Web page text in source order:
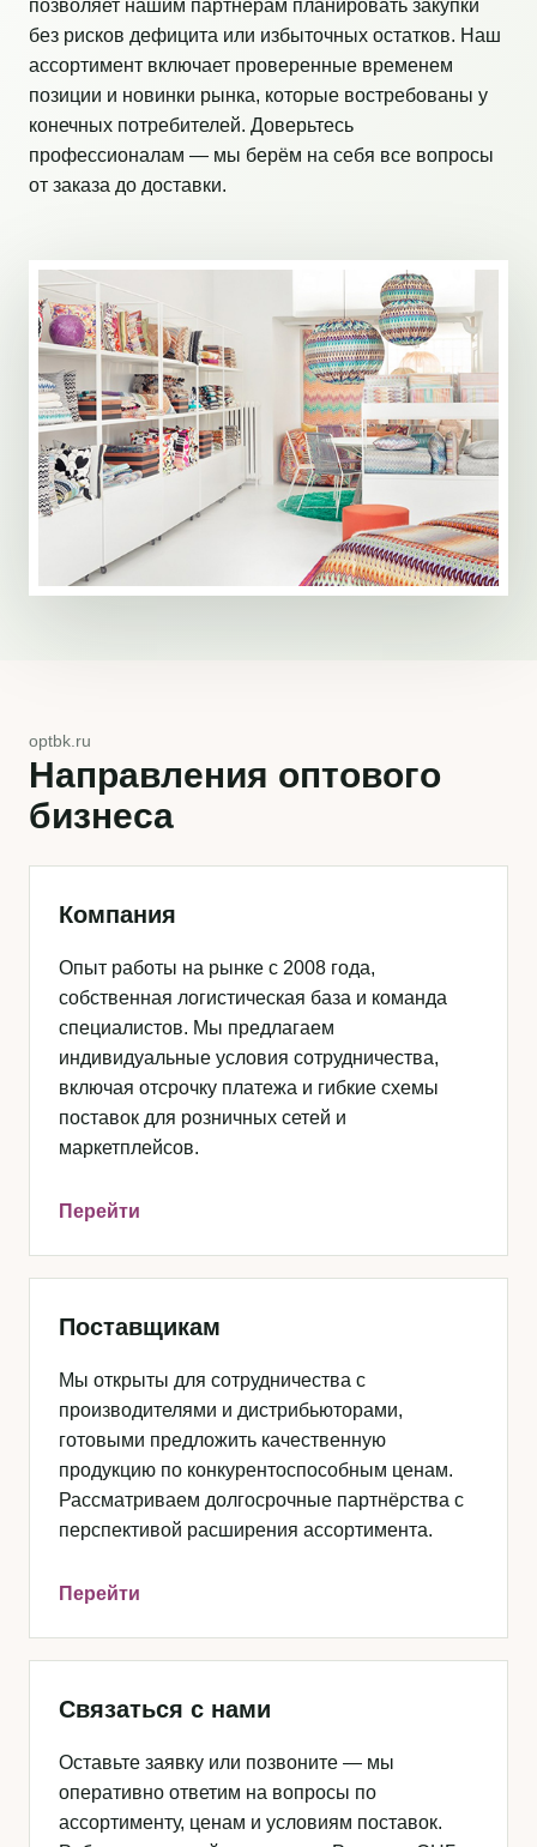
позволяет нашим партнёрам планировать закупки
без рисков дефицита или избыточных остатков. Наш
ассортимент включает проверенные временем
позиции и новинки рынка, которые востребованы у
конечных потребителей. Доверьтесь
профессионалам — мы берём на себя все вопросы
от заказа до доставки.
optbk.ru
Направления оптового
бизнеса
Компания
Опыт работы на рынке с 2008 года,
собственная логистическая база и команда
специалистов. Мы предлагаем
индивидуальные условия сотрудничества,
включая отсрочку платежа и гибкие схемы
поставок для розничных сетей и
маркетплейсов.
Перейти
Поставщикам
Мы открыты для сотрудничества с
производителями и дистрибьюторами,
готовыми предложить качественную
продукцию по конкурентоспособным ценам.
Рассматриваем долгосрочные партнёрства с
перспективой расширения ассортимента.
Перейти
Связаться с нами
Оставьте заявку или позвоните — мы
оперативно ответим на вопросы по
ассортименту, ценам и условиям поставок.